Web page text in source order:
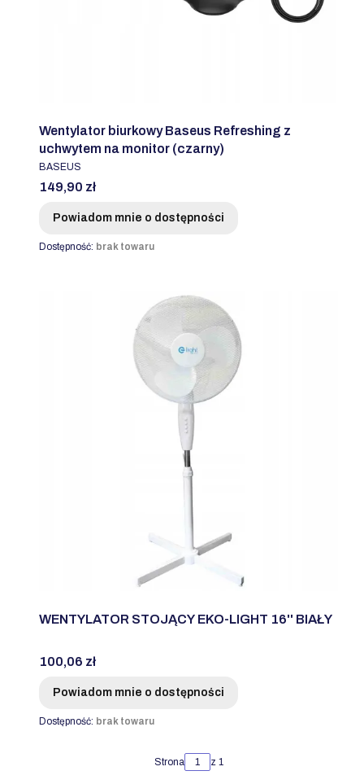
Wentylator biurkowy Baseus Refreshing z
uchwytem na monitor (czarny)
PRODUCENT
BASEUS
Cena
149,90 zł
Powiadom mnie o dostępności
Dostępność: brak towaru
WENTYLATOR STOJĄCY EKO-LIGHT 16'' BIAŁY
Cena
100,06 zł
Powiadom mnie o dostępności
Dostępność: brak towaru
Strona z 1